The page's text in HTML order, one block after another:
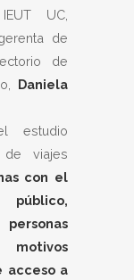
UC,
de
de
Daniela
estudio
de viajes
con el
acceso a